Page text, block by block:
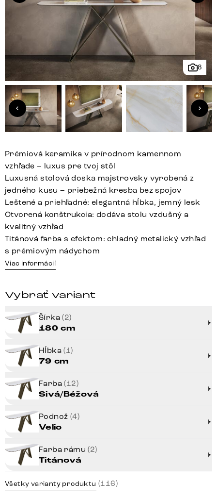
8
Prémiová keramika v prírodnom kamennom
vzhľade – luxus pre tvoj stôl
Luxusná stolová doska majstrovsky vyrobená z
jedného kusu – priebežná kresba bez spojov
Leštené a priehľadné: elegantná hĺbka, jemný lesk
Otvorená konštrukcia: dodáva stolu vzdušný a
kvalitný vzhľad
Titánová farba s efektom: chladný metalický vzhľad
s prémiovým nádychom
Viac informácií
Vybrať variant
Šírka(2)
180 cm
Hĺbka(1)
79 cm
Farba(12)
Sivá/Béžová
Podnož (4)
Velio
Farba rámu(2)
Titánová
Všetky varianty produktu (116)